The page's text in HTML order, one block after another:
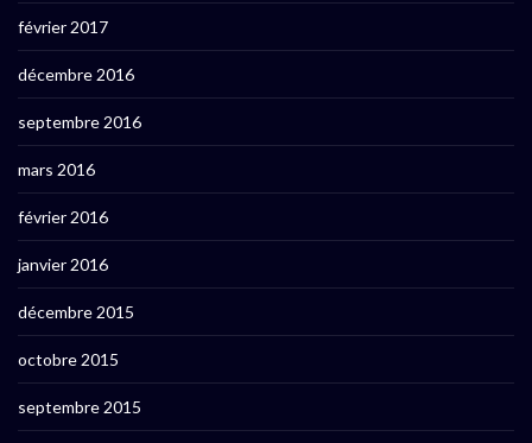
février 2017
décembre 2016
septembre 2016
mars 2016
février 2016
janvier 2016
décembre 2015
octobre 2015
septembre 2015